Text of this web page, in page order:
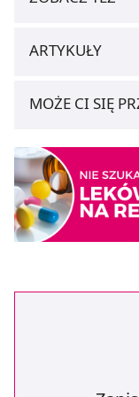
ARTYKUŁY
MOŻE CI SIĘ